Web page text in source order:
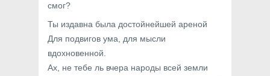
смог?
Ты издавна была достойнейшей ареной
Для подвигов ума, для мысли
вдохновенной.
Ах, не тебе ль вчера народы всей земли